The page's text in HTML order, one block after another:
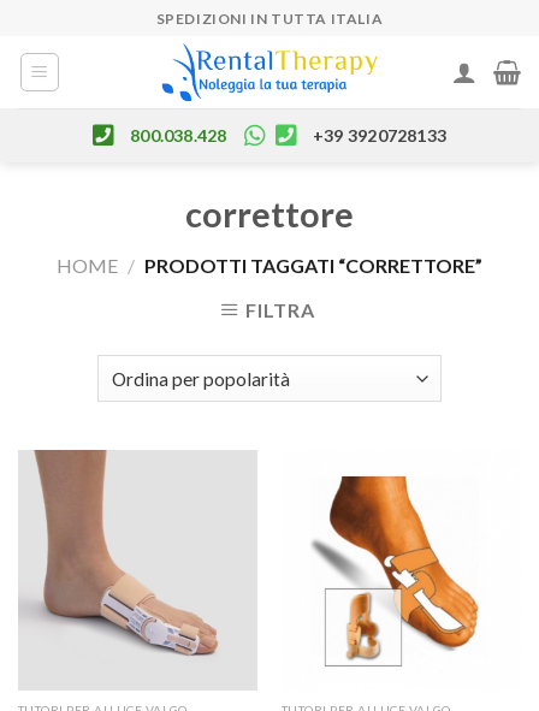
content
SPEDIZIONI IN TUTTA ITALIA
800.038.428 +39 3920728133
correttore
HOME / PRODOTTI TAGGATI “CORRETTORE”
FILTRA